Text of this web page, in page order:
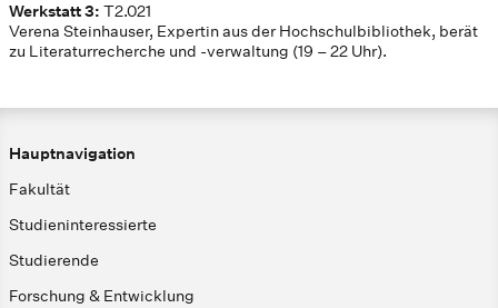
Werkstatt 3: T2.021
Verena Steinhauser, Expertin aus der Hochschulbibliothek, berät
zu Literaturrecherche und -verwaltung (19 – 22 Uhr).
Hauptnavigation
Fakultät
Studieninteressierte
Studierende
Forschung & Entwicklung